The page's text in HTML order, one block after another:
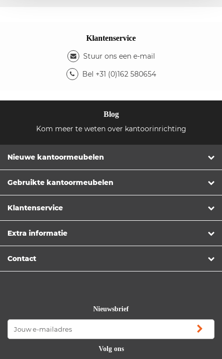
Klantenservice
Stuur ons een e-mail
Bel +31 (0)162 580654
Blog
Kom meer te weten over kantoorinrichting
Nieuwe kantoormeubelen
Gebruikte kantoormeubelen
Klantenservice
Extra informatie
Contact
Nieuwsbrief
Volg ons